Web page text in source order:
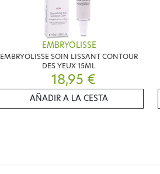
EMBRYOLISSE
EMBRYOLISSE SOIN LISSANT CONTOUR
DES YEUX 15ML
18,95 €
AÑADIR A LA CESTA